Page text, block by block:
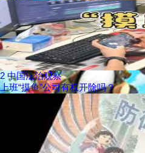
2 中国法治观察
上班“摸鱼”公司有权开除吗？